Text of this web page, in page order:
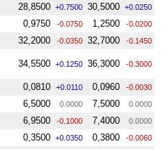
28,8500 +0.7500 30,5000 +0.0250
0,9750 -0.0750 1,2500 -0.0200
32,2000 -0.0350 32,7000 -0.1450
34,5500 +0.1250 36,3000 -0.3000
0,0810 +0.0110 0,0960 -0.0030
6,5000 0.0000 7,5000 0.0000
6,9500 -0.1000 7,4000 0.0000
0,3500 +0.0350 0,3800 -0.0060